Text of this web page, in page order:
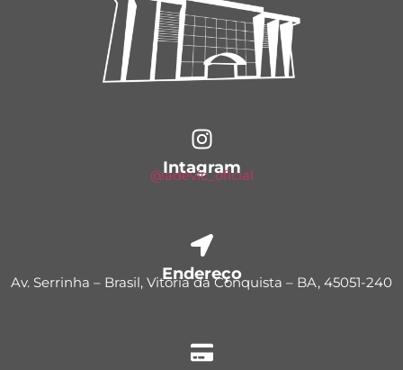
Intagram
@adevic_oficial
Endereço
Av. Serrinha – Brasil, Vitória da Conquista – BA, 45051-240